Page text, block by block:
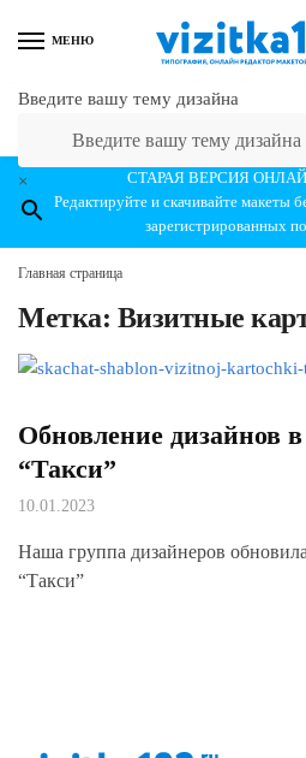
МЕНЮ
Введите вашу тему дизайна
×
СТАРАЯ ВЕРСИЯ
Редактируйте и скачивайте макеты
зарегистрированных
Главная страница
Метка: Визитные
Обновление дизайнов
“Такси”
10.01.2023
Наша группа дизайнеров
“Такси”